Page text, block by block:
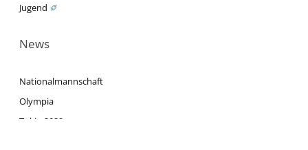
Jugend
News
Nationalmannschaft
Olympia
Tokio 2020